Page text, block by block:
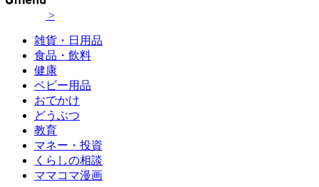
>
雑貨・日用品
食品・飲料
健康
ベビー用品
おでかけ
どうぶつ
教育
マネー・投資
くらしの相談
ママコマ漫画